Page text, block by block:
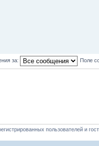
за: Поле
пользователей и